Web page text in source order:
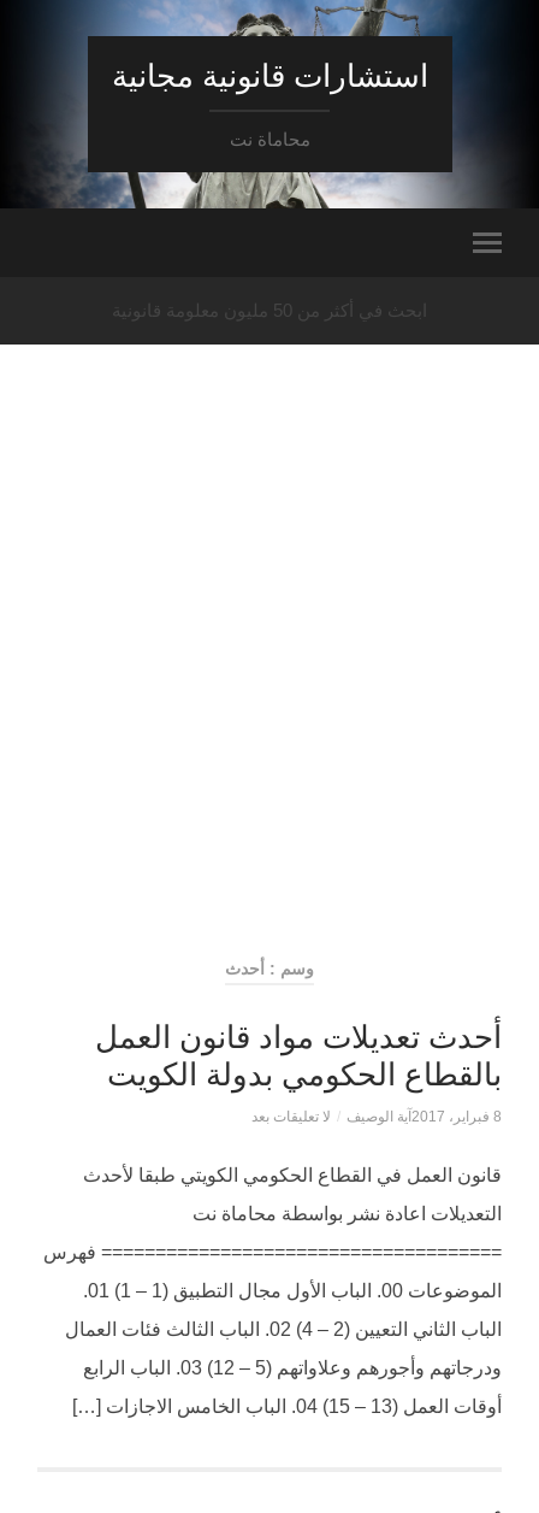
استشارات قانونية مجانية
محاماة نت
ابحث في أكثر من 50 مليون معلومة قانونية
وسم : أحدث
أحدث تعديلات مواد قانون العمل
بالقطاع الحكومي بدولة الكويت
8 فبراير، 2017 آية الوصيف / لا تعليقات بعد
قانون العمل في القطاع الحكومي الكويتي طبقا لأحدث
التعديلات اعادة نشر بواسطة محاماة نت
===================================== فهرس
الموضوعات 00. الباب الأول مجال التطبيق (1 – 1) 01.
الباب الثاني التعيين (2 – 4) 02. الباب الثالث فئات العمال
ودرجاتهم وأجورهم وعلاواتهم (5 – 12) 03. الباب الرابع
أوقات العمل (13 – 15) 04. الباب الخامس الاجازات […]